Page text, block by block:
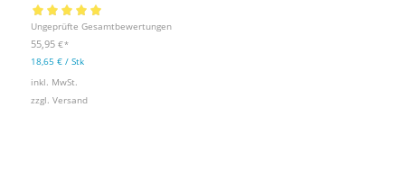
Bewertet mit
5.00von 5
Ungeprüfte Gesamtbewertungen
55,95 €*
18,65 €/ Stk
inkl. MwSt.
zzgl. Versand